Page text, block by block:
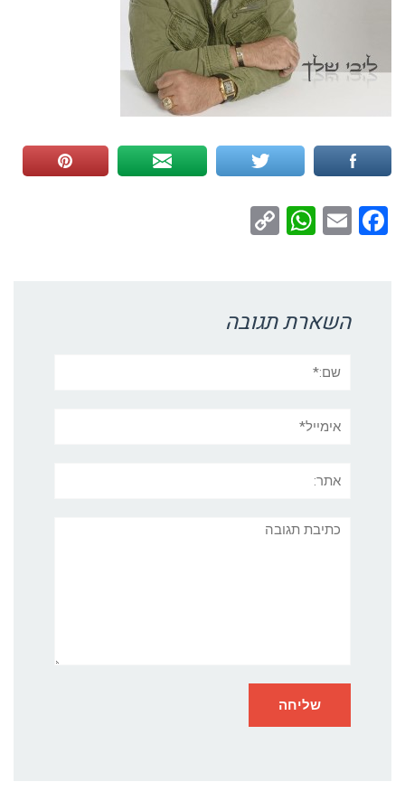
Facebook
Email
WhatsApp
השארת תגובה
תגובה